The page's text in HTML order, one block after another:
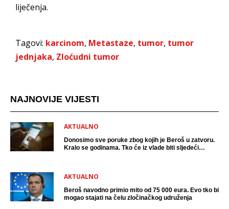
liječenja.
Tagovi: karcinom, Metastaze, tumor, tumor
jednjaka, Zloćudni tumor
NAJNOVIJE VIJESTI
AKTUALNO
Donosimo sve poruke zbog kojih je Beroš u zatvoru.
Kralo se godinama. Tko će iz vlade biti sljedeći
AKTUALNO
Beroš navodno primio mito od 75 000 eura. Evo tko bi
mogao stajati na čelu zločinačkog udruženja